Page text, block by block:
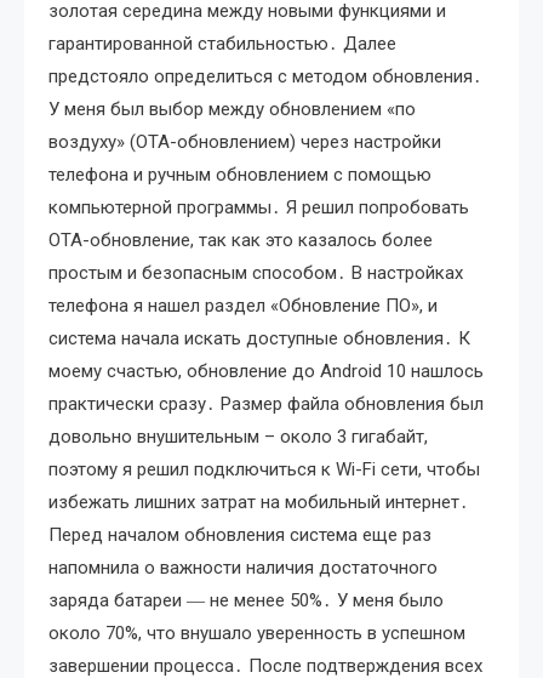
золотая середина между новыми функциями и
гарантированной стабильностью․ Далее
предстояло определиться с методом обновления․
У меня был выбор между обновлением «по
воздуху» (OTA-обновлением) через настройки
телефона и ручным обновлением с помощью
компьютерной программы․ Я решил попробовать
OTA-обновление, так как это казалось более
простым и безопасным способом․ В настройках
телефона я нашел раздел «Обновление ПО», и
система начала искать доступные обновления․ К
моему счастью, обновление до Android 10 нашлось
практически сразу․ Размер файла обновления был
довольно внушительным – около 3 гигабайт,
поэтому я решил подключиться к Wi-Fi сети, чтобы
избежать лишних затрат на мобильный интернет․
Перед началом обновления система еще раз
напомнила о важности наличия достаточного
заряда батареи ― не менее 50%․ У меня было
около 70%, что внушало уверенность в успешном
завершении процесса․ После подтверждения всех